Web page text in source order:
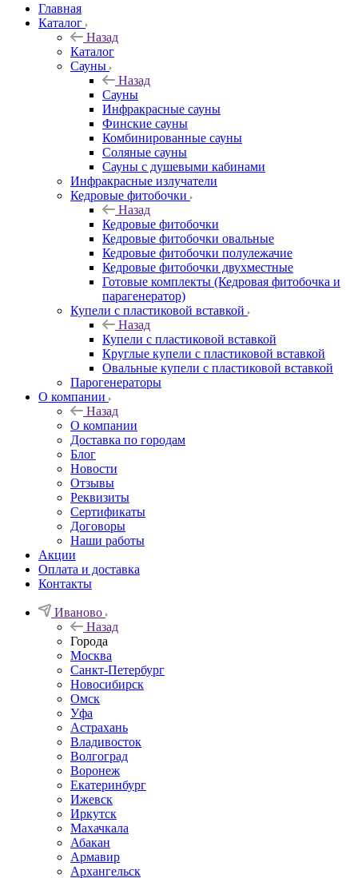
Главная
Каталог
Назад
Каталог
Сауны
Назад
Сауны
Инфракрасные сауны
Финские сауны
Комбинированные сауны
Соляные сауны
Сауны с душевыми кабинами
Инфракрасные излучатели
Кедровые фитобочки
Назад
Кедровые фитобочки
Кедровые фитобочки овальные
Кедровые фитобочки полулежачие
Кедровые фитобочки двухместные
Готовые комплекты (Кедровая фитобочка и
парагенератор)
Купели с пластиковой вставкой
Назад
Купели с пластиковой вставкой
Круглые купели с пластиковой вставкой
Овальные купели с пластиковой вставкой
Парогенераторы
О компании
Назад
О компании
Доставка по городам
Блог
Новости
Отзывы
Реквизиты
Сертификаты
Договоры
Наши работы
Акции
Оплата и доставка
Контакты
Иваново
Назад
Города
Москва
Санкт-Петербург
Новосибирск
Омск
Уфа
Астрахань
Владивосток
Волгоград
Воронеж
Екатеринбург
Ижевск
Иркутск
Махачкала
Абакан
Армавир
Архангельск